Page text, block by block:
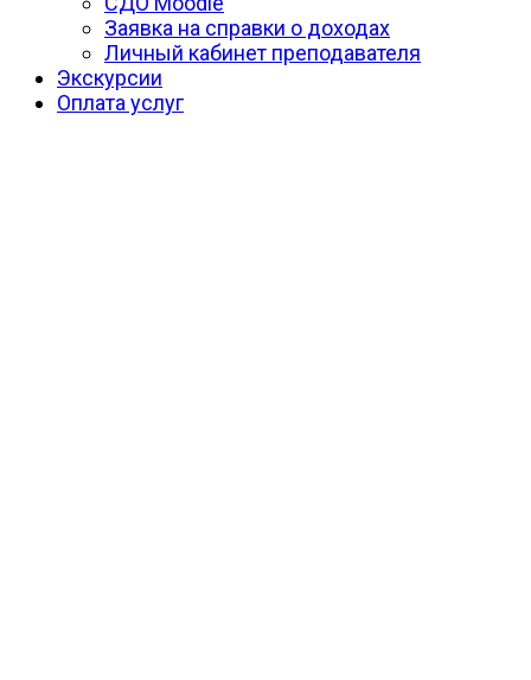
Заявка на справки о доходах
Личный кабинет преподавателя
Экскурсии
Оплата услуг